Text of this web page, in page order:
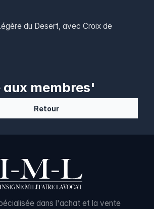
du Desert, avec Croix de
aux membres'
Retour
dans l'achat et la vente